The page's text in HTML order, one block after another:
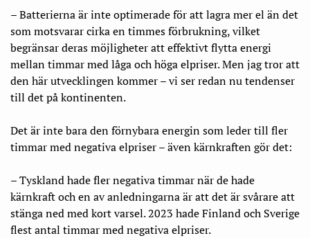
– Batterierna är inte optimerade för att lagra mer el än det
som motsvarar cirka en timmes förbrukning, vilket
begränsar deras möjligheter att effektivt flytta energi
mellan timmar med låga och höga elpriser. Men jag tror att
den här utvecklingen kommer – vi ser redan nu tendenser
till det på kontinenten.
Det är inte bara den förnybara energin som leder till fler
timmar med negativa elpriser – även kärnkraften gör det:
– Tyskland hade fler negativa timmar när de hade
kärnkraft och en av anledningarna är att det är svårare att
stänga ned med kort varsel. 2023 hade Finland och Sverige
flest antal timmar med negativa elpriser.